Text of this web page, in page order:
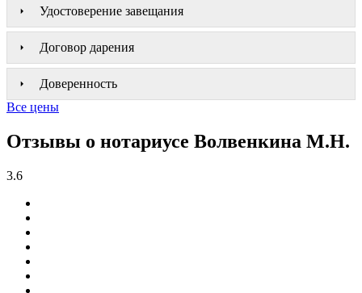
Удостоверение завещания
Договор дарения
Доверенность
Все цены
Отзывы о нотариусе Волвенкина М.Н.
3.6